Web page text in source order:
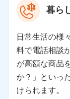
氏名、電話番号
性、連絡先、d
として、dポイ
所、dポイント
利用情報
当社又は株式会
ご契約・ご利用
会社NTTドコモ
用履歴インター
ーション利用時
暮ら
日常生活の様
料で電話相談
が高額な商品
か？」といっ
けられます。